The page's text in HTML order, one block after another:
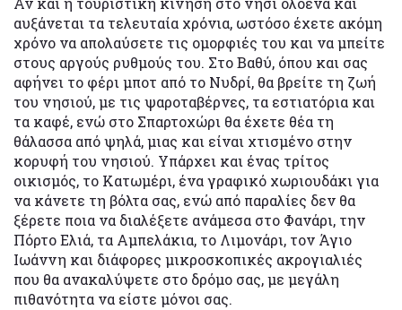
αυξάνεται τα τελευταία χρόνια, ωστόσο έχετε ακόμη
χρόνο να απολαύσετε τις ομορφιές του και να μπείτε
στους αργούς ρυθμούς του. Στο Βαθύ, όπου και σας
αφήνει το φέρι μποτ από το Νυδρί, θα βρείτε τη ζωή
του νησιού, με τις ψαροταβέρνες, τα εστιατόρια και
τα καφέ, ενώ στο Σπαρτοχώρι θα έχετε θέα τη
θάλασσα από ψηλά, μιας και είναι χτισμένο στην
κορυφή του νησιού. Υπάρχει και ένας τρίτος
οικισμός, το Κατωμέρι, ένα γραφικό χωριουδάκι για
να κάνετε τη βόλτα σας, ενώ από παραλίες δεν θα
ξέρετε ποια να διαλέξετε ανάμεσα στο Φανάρι, την
Πόρτο Ελιά, τα Αμπελάκια, το Λιμονάρι, τον Άγιο
Ιωάννη και διάφορες μικροσκοπικές ακρογιαλιές
που θα ανακαλύψετε στο δρόμο σας, με μεγάλη
πιθανότητα να είστε μόνοι σας.